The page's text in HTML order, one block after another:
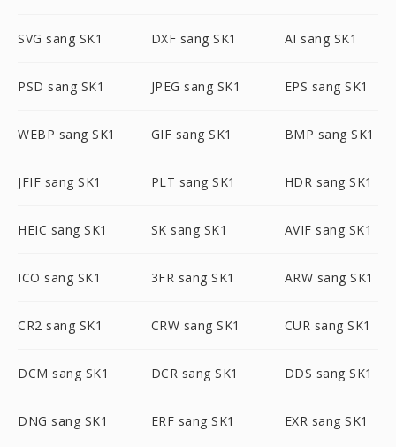
SVG sang SK1 DXF sang SK1 AI sang SK1
PSD sang SK1 JPEG sang SK1 EPS sang SK1
WEBP sang SK1 GIF sang SK1 BMP sang SK1
JFIF sang SK1 PLT sang SK1 HDR sang SK1
HEIC sang SK1 SK sang SK1 AVIF sang SK1
ICO sang SK1 3FR sang SK1 ARW sang SK1
CR2 sang SK1 CRW sang SK1 CUR sang SK1
DCM sang SK1 DCR sang SK1 DDS sang SK1
DNG sang SK1 ERF sang SK1 EXR sang SK1